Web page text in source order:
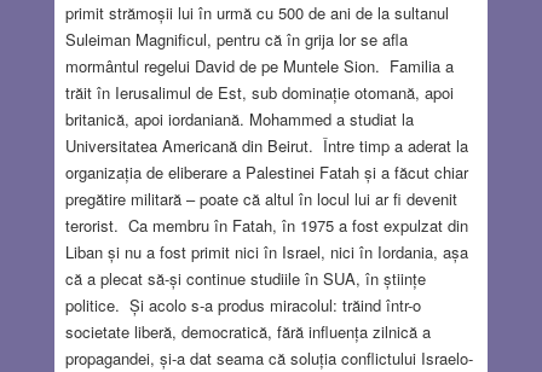
primit strămoșii lui în urmă cu 500 de ani de la sultanul
Suleiman Magnificul, pentru că în grija lor se afla
mormântul regelui David de pe Muntele Sion. Familia a
trăit în Ierusalimul de Est, sub dominație otomană, apoi
britanică, apoi iordaniană. Mohammed a studiat la
Universitatea Americană din Beirut. Între timp a aderat la
organizația de eliberare a Palestinei Fatah și a făcut chiar
pregătire militară – poate că altul în locul lui ar fi devenit
terorist. Ca membru în Fatah, în 1975 a fost expulzat din
Liban și nu a fost primit nici în Israel, nici în Iordania, așa
că a plecat să-și continue studiile în SUA, în științe
politice. Și acolo s-a produs miracolul: trăind într-o
societate liberă, democratică, fără influența zilnică a
propagandei, și-a dat seama că soluția conflictului Israelo-